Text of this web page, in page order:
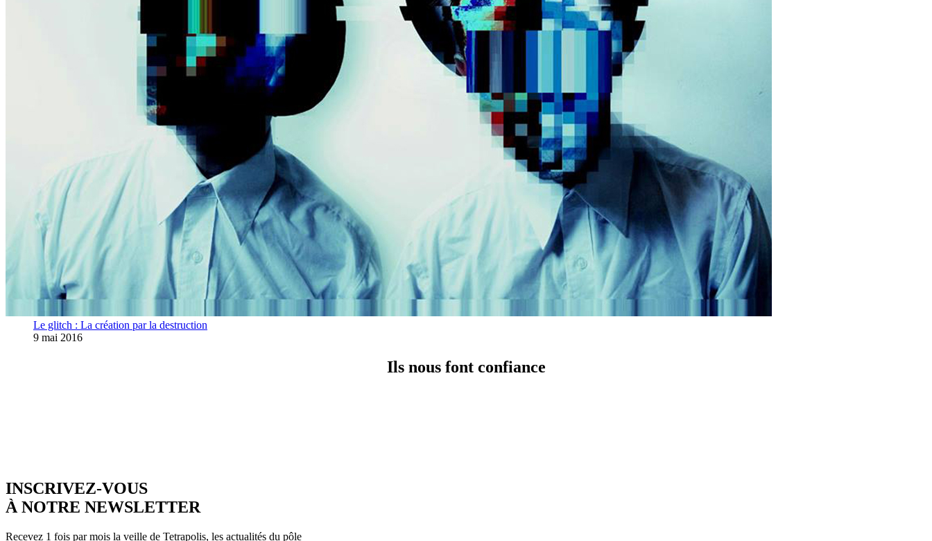
Le glitch : La création par la destruction
9 mai 2016
Ils nous font confiance
INSCRIVEZ-VOUS
À NOTRE NEWSLETTER
Recevez 1 fois par mois la veille de Tetrapolis, les actualités du pôle